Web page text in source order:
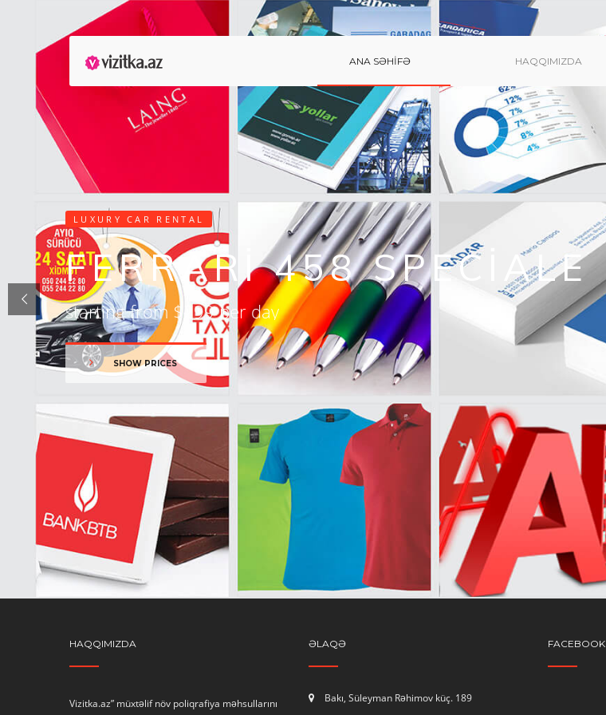
ANA SƏHIFƏ HAQQIMIZDA
LUXURY CAR RENTAL
FERRARI 458 SPECIALE
starting from $299 per day
SHOW PRICES
HAQQIMIZDA
Vizitka.az” müxtəlif növ poliqrafiya məhsullarını
ƏLAQƏ
Bakı, Süleyman Rəhimov küç. 189
FACEBOOK